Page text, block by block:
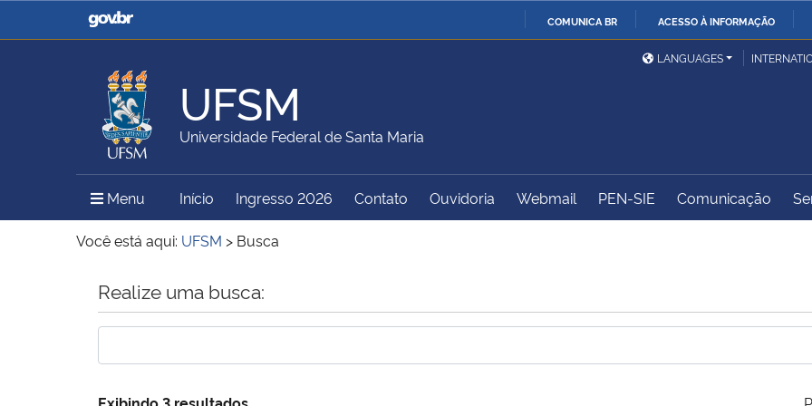
COMUNICA BR ACESSO À INFORMAÇÃO
Casa Civil
Ministério da Justiça e
Ministério da Defesa
Ministério das Relações
Exteriores
Ministério da Agricultura,
Pecuária e Abastecimento
Ministério da Educação
Ministério do Meio Ambiente Ministério do Turismo
Ministério do
Controladoria-Geral da
LANGUAGES
UFSM
Universidade Federal de Santa Maria
Menu Menu Principal do Sítio
Início Ingresso 2026 Contato Ouvidoria Webmail PEN-SIE Comunicação
Você está aqui: UFSM > Busca
Início do conteúdo
Realize uma busca:
Exibindo 3 resultados